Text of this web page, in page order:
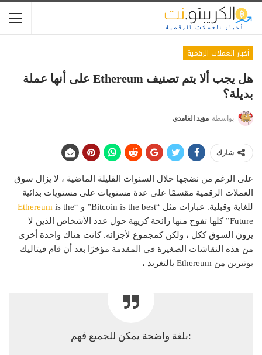
أخبار العملات الرقمية
هل يجب ألا يتم تصنيف Ethereum على أنها عملة
بديلة؟
بواسطة مؤيد الغامدي
شارك
على الرغم من نضجها خلال السنوات القليلة الماضية ، لا يزال سوق
العملات الرقمية مقسمًا على عدة مستويات على مستويات بدائية
للغاية وقبلية. عبارات مثل “Bitcoin is the best” و “
Ethereum is the
Future” كلها تفوح منها رائحة كريهة حول عدد الأشخاص الذين لا
يرون السوق ككل ، ولكن كمجموع لأجزائه. كانت هناك واحدة أخرى
من هذه النقاشات الصغيرة في المقدمة مؤخرًا بعد أن قام فيتاليك
بوتيرين من Ethereum بالتغريد ،
بلغة واضحة يمكن للجميع فهم: